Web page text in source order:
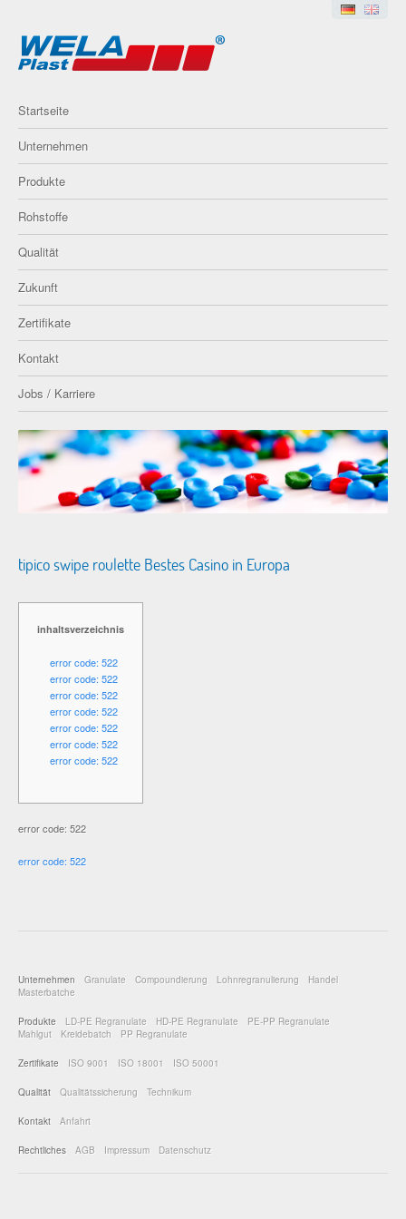
Startseite
Unternehmen
Produkte
Rohstoffe
Qualität
Zukunft
Zertifikate
Kontakt
Jobs / Karriere
tipico swipe roulette Bestes Casino in Europa
inhaltsverzeichnis
error code: 522
error code: 522
error code: 522
error code: 522
error code: 522
error code: 522
error code: 522
error code: 522
error code: 522
Unternehmen Granulate Compoundierung Lohnregranulierung
Handel
Masterbatche
Produkte LD-PE Regranulate HD-PE Regranulate
PE-PP Regranulate
Mahlgut
Kreidebatch PP Regranulate
Zertifikate ISO 9001 ISO 18001 ISO 50001
Qualität Qualitätssicherung Technikum
Kontakt Anfahrt
Rechtliches AGB Impressum Datenschutz